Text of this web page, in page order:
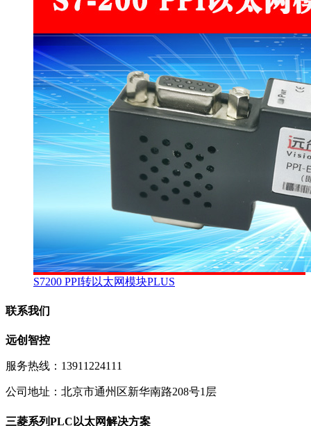
S7200 PPI转以太网模块PLUS
联系我们
远创智控
服务热线：13911224111
公司地址：北京市通州区新华南路208号1层
三菱系列PLC以太网解决方案